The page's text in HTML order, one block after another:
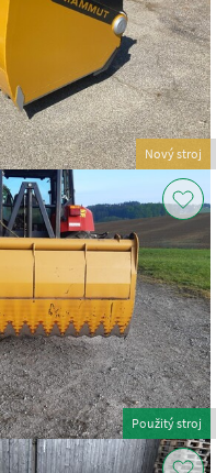
Nový stroj
Použitý stroj